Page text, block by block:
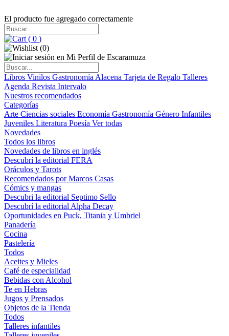
El producto fue agregado correctamente
( 0 )
(0)
Libros Vinilos Gastronomía Alacena Tarjeta de Regalo Talleres
Agenda Revista Intervalo
Nuestros recomendados
Categorías
Arte Ciencias sociales Economía Gastronomía Género Infantiles
Juveniles Literatura Poesía Ver todas
Novedades
Todos los libros
Novedades de libros en inglés
Descubrí la editorial FERA
Oráculos y Tarots
Recomendados por Marcos Casas
Cómics y mangas
Descubri la editorial Septimo Sello
Descubrí la editorial Alpha Decay
Oportunidades en Puck, Titania y Umbriel
Panadería
Cocina
Pastelería
Todos
Aceites y Mieles
Café de especialidad
Bebidas con Alcohol
Te en Hebras
Jugos y Prensados
Objetos de la Tienda
Todos
Talleres infantiles